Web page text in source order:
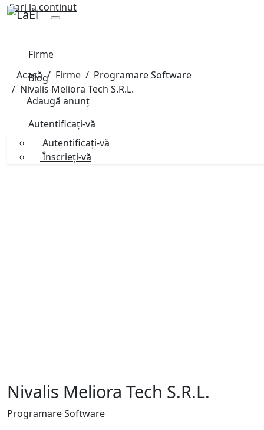
Sari la continut
Firme
Blog
Adaugă anunț
Autentificați-vă
Autentificați-vă
Înscrieți-vă
Acasă Firme
Programare Software
Nivalis Meliora Tech S.R.L.
Nivalis Meliora Tech S.R.L.
Programare Software